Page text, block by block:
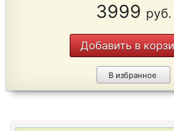
3999 руб.
Добавить в
В избранное